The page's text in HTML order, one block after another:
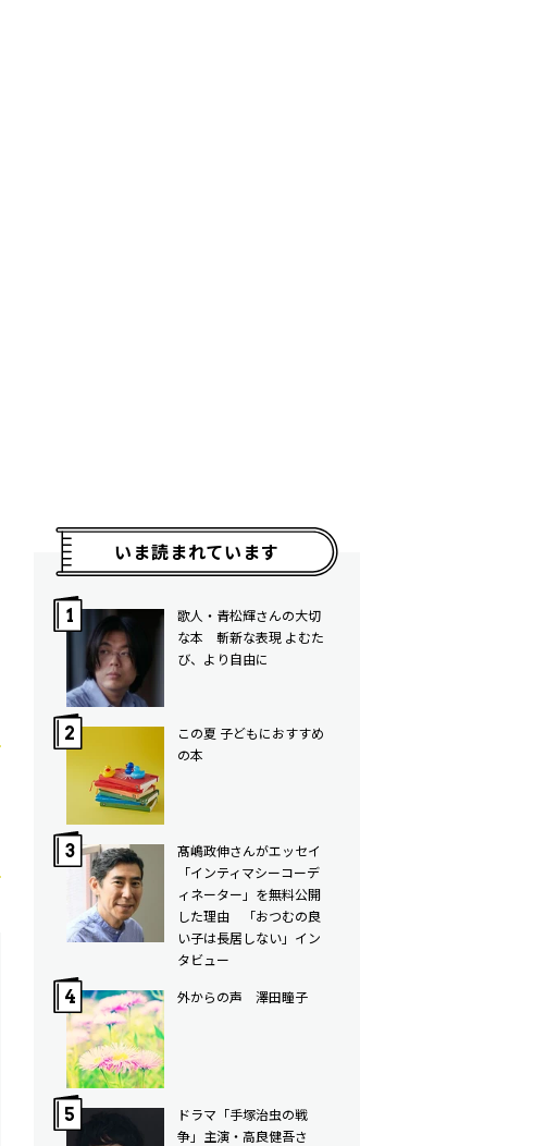
いま読まれています
歌人・青松輝さんの大切
な本 斬新な表現 よむた
び、より自由に
この夏 子どもにおすすめ
の本
髙嶋政伸さんがエッセイ
「インティマシーコーデ
ィネーター」を無料公開
した理由 「おつむの良
い子は長居しない」イン
タビュー
外からの声 澤田瞳子
ドラマ「手塚治虫の戦
争」主演・高良健吾さ